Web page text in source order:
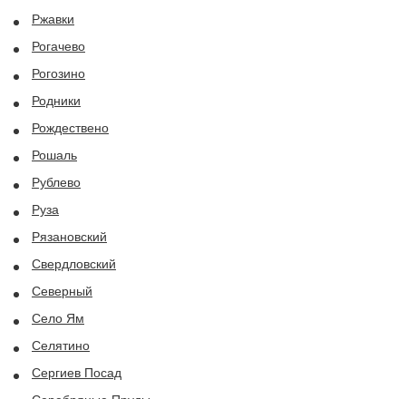
Ржавки
Рогачево
Рогозино
Родники
Рождествено
Рошаль
Рублево
Руза
Рязановский
Свердловский
Северный
Село Ям
Селятино
Сергиев Посад